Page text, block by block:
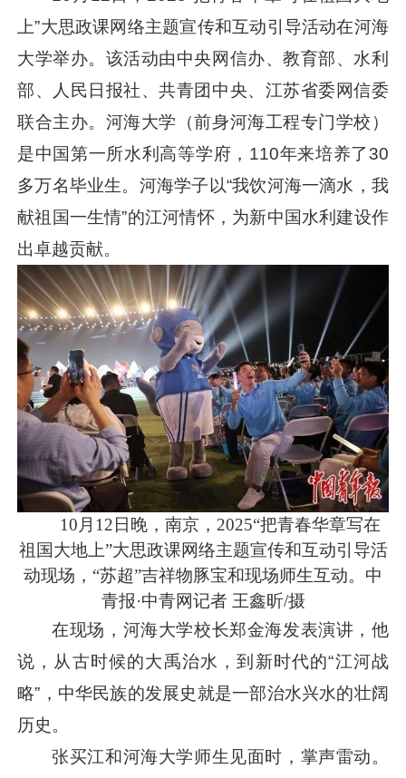
上”大思政课网络主题宣传和互动引导活动在河海
大学举办。该活动由中央网信办、教育部、水利
部、人民日报社、共青团中央、江苏省委网信委
联合主办。河海大学（前身河海工程专门学校）
是中国第一所水利高等学府，110年来培养了30
多万名毕业生。河海学子以“我饮河海一滴水，我
献祖国一生情”的江河情怀，为新中国水利建设作
出卓越贡献。
10月12日晚，南京，2025“把青春华章写在
祖国大地上”大思政课网络主题宣传和互动引导活
动现场，“苏超”吉祥物豚宝和现场师生互动。中
青报·中青网记者 王鑫昕/摄
在现场，河海大学校长郑金海发表演讲，他
说，从古时候的大禹治水，到新时代的“江河战
略”，中华民族的发展史就是一部治水兴水的壮阔
历史。
张买江和河海大学师生见面时，掌声雷动。